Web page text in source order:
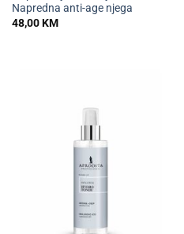
Napredna anti-age njega
48,00KM